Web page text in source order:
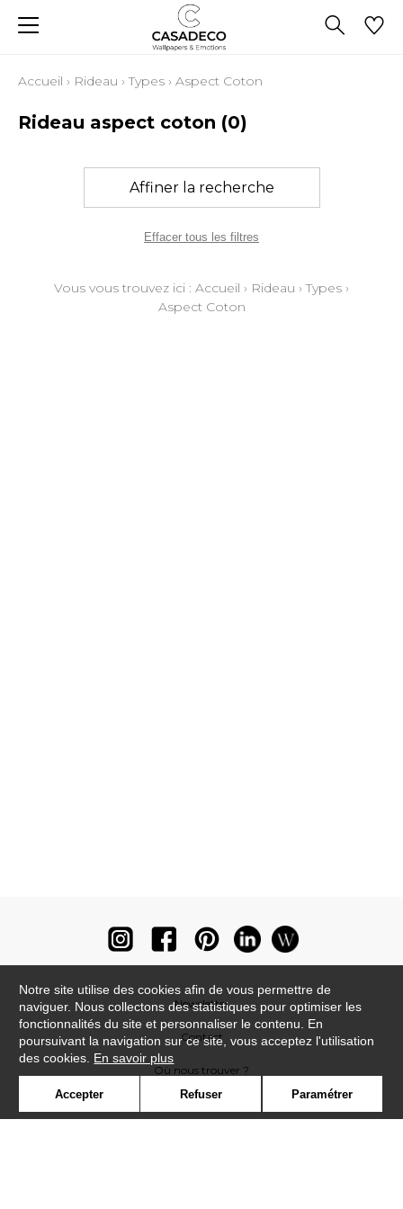
Accueil › Rideau ›Types › Aspect Coton
Rideau aspect coton (0)
Affiner la recherche
Effacer tous les filtres
Vous vous trouvez ici : Accueil › Rideau ›Types ›
Aspect Coton
Newsletter
Contact
Où nous trouver ?
Notre site utilise des cookies afin de vous permettre de
naviguer. Nous collectons des statistiques pour optimiser les
fonctionnalités du site et personnaliser le contenu. En
poursuivant la navigation sur ce site, vous acceptez l'utilisation
des cookies. En savoir plus
Accepter Refuser Paramétrer